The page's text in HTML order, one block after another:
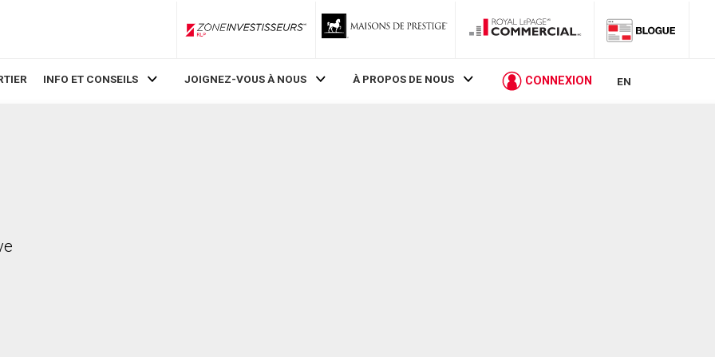
ZoneInvestisseurs RLP
INFO ET CONSEILS JOIGNEZ-VOUS À NOUS À PROPOS DE NOUS CONNEXION EN